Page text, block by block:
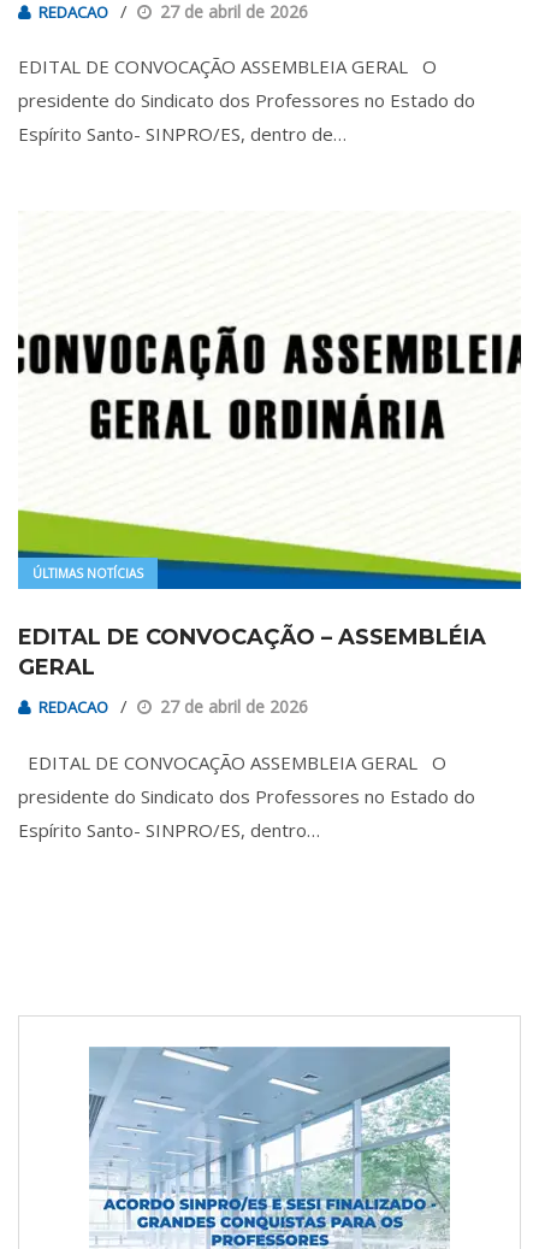
REDACAO 27 de abril de 2026
EDITAL DE CONVOCAÇÃO ASSEMBLEIA GERAL O
presidente do Sindicato dos Professores no Estado do
Espírito Santo- SINPRO/ES, dentro de…
ÚLTIMAS NOTÍCIAS
EDITAL DE CONVOCAÇÃO – ASSEMBLÉIA
GERAL
REDACAO 27 de abril de 2026
EDITAL DE CONVOCAÇÃO ASSEMBLEIA GERAL O
presidente do Sindicato dos Professores no Estado do
Espírito Santo- SINPRO/ES, dentro…